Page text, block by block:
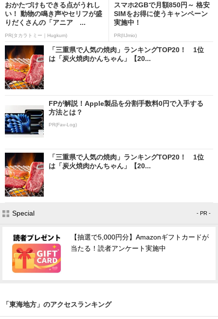
おかたづけもできる点がうれし
い！ 動物の鳴き声やセリフが盛
りだくさんの「アニア ...
PR(タカラトミー｜Hugkum)
スマホ2GBで月額850円～ 格安
SIMをお得に使うキャンペーン
実施中！
PR(IIJmio)
「三重県で人気の焼肉」ランキングTOP20！ 1位
は「炭火焼肉かんちゃん」【20...
FPが解説！Apple製品を分割手数料0円で入手する
方法とは？
PR(Fav-Log)
「三重県で人気の焼肉」ランキングTOP20！ 1位
は「炭火焼肉かんちゃん」【20...
Special - PR -
【抽選で5,000円分】Amazonギフトカードが
当たる！読者アンケート実施中
「東海地方」のアクセスランキング